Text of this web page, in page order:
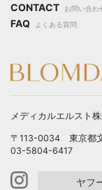
CONTACT お問い合わ
FAQ よくある質問
メディカルエルスト
〒113-0034 東京都
03-5804-6417
ヤフ